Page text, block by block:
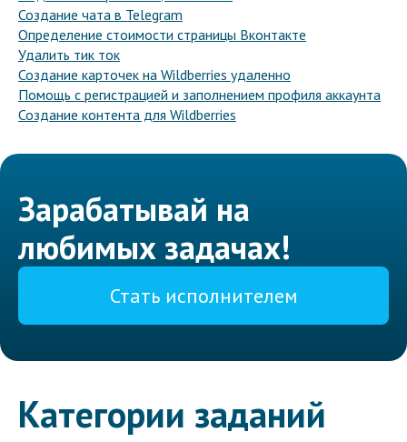
Создание чата в Telegram
Определение стоимости страницы Вконтакте
Удалить тик ток
Создание карточек на Wildberries удаленно
Помощь с регистрацией и заполнением профиля аккаунта
Создание контента для Wildberries
Зарабатывай на
любимых задачах!
Стать исполнителем
Категории заданий